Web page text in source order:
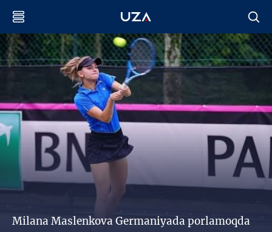
Milana Maslenkova Germaniyada porlamoqda